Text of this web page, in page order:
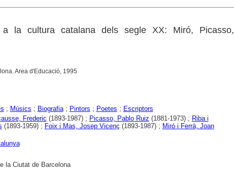
a la cultura catalana dels segle XX: Miró, Picasso,
Area d'Educació, 1995
; Músics ; Biografia; Pintors ; Poetes ; Escriptors
Frederic (1893-1987) ; Picasso, Pablo Ruiz (1881-1973) ; Riba i
(1893-1959) ; Foix i Mas, Josep Vicenç (1893-1987) ; Miró i Ferrà, Joan
la Ciutat de Barcelona